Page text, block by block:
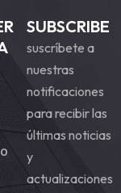
SUBSCRIBE
suscríbete a
nuestras
notificaciones
para recibir las
últimas noticias
y
actualizaciones